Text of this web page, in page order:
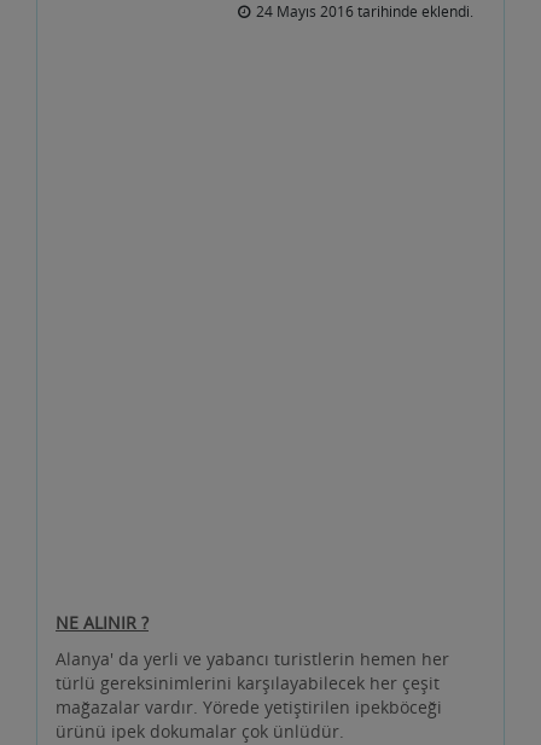
24 Mayıs 2016 tarihinde eklendi.
NE ALINIR ?
Alanya' da yerli ve yabancı turistlerin hemen her
türlü gereksinimlerini karşılayabilecek her çeşit
mağazalar vardır. Yörede yetiştirilen ipekböceği
ürünü ipek dokumalar çok ünlüdür.